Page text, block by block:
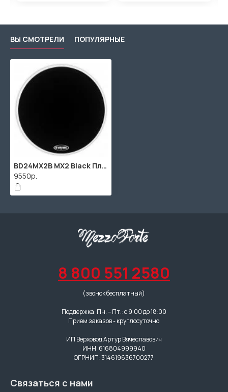
ВЫ СМОТРЕЛИ ПОПУЛЯРНЫЕ
BD24MX2B MX2 Black Пластик для маршевого бас-барабана 24", Evans
9550р.
8 800 551 2580
(звонок бесплатный)
Поддержка: Пн. – Пт.: с 9:00 до 18:00
Прием заказов - круглосуточно
ИП Верховод Артур Вячеславович
ИНН: 616804999940
ОГРНИП: 314619636700277
Связаться с нами